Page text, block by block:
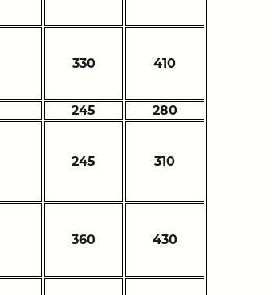
330 410
245 280
245 310
360 430